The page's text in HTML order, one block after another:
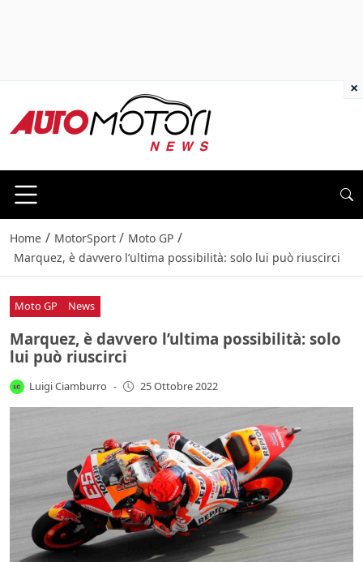
Home / MotorSport / Moto GP /
Marquez, è davvero l’ultima possibilità: solo lui può riuscirci
Moto GP News
Marquez, è davvero l’ultima possibilità: solo
lui può riuscirci
Luigi Ciamburro - 25 Ottobre 2022
×